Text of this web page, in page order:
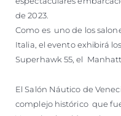
de 2023.
Como es uno de los
Italia, el evento exhibirá
Superhawk 55, el
El Salón Náutico de
complejo histórico que